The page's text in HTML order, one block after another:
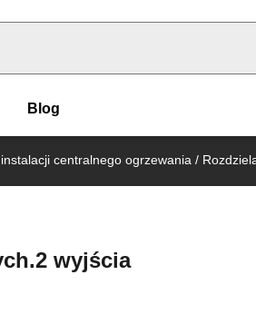
Blog
centralnego ogrzewania /
wyjścia